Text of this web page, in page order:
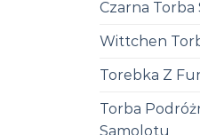
Czarna
Wittchen
Torebka Z
Torba
Samolotu